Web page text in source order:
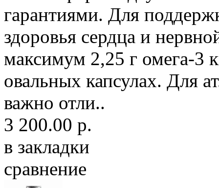
гарантиями. Для
здоровья сердца и
максимум 2,25 г омега-3
овальных капсулах. Для
важно отли..
3 200.00 р.
в закладки
сравнение